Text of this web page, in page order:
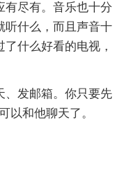
尽有。音乐也十分
听什么，而且声音十
什么好看的电视，
发邮箱。你只要先
以和他聊天了。